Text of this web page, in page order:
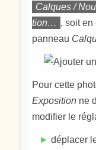
Calques /
tion… , soit en
panneau
Pour cette
Exposition ne
modifier le
► déplacer